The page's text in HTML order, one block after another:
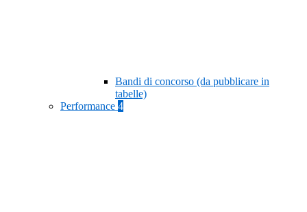
Bandi di concorso (da pubblicare in
tabelle)
Performance 4